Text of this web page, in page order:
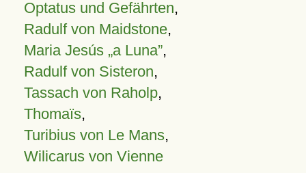
Optatus und Gefährten,
Radulf von Maidstone,
Maria Jesús „a Luna”,
Radulf von Sisteron,
Tassach von Raholp,
Thomaïs,
Turibius von Le Mans,
Wilicarus von Vienne